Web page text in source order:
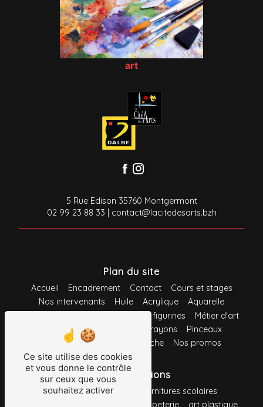
art
5 Rue Edison 35760 Montgermont
02 99 23 88 33 | contact@lacitedesarts.bzh
Plan du site
Accueil Encadrement Contact
Cours et stages
Nos intervenants
Huile Acrylique
Aquarelle
Maquette et figurines
Métier d'art
Loisirs créatifs
Crayons
Pinceaux
Support
Système d'accroche Nos promos
Nos prestations
fournitures de bureau
fournitures scolaires
papeterie art plastique
Ce site utilise des cookies
et vous donne le contrôle
sur ceux que vous
souhaitez activer